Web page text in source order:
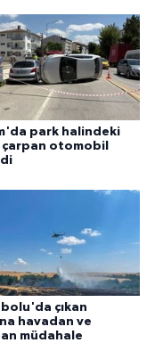
park halindeki
çarpan otomobil
çıkan
havadan ve
müdahale